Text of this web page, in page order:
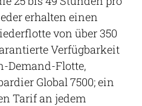
erhalten einen
von über 350
Verfügbarkeit
Demand-Flotte,
Global 7500; ein
Tarif an jedem